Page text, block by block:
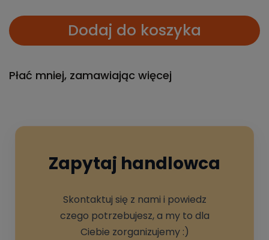
Dodaj do koszyka
Płać mniej, zamawiając więcej
Zapytaj handlowca
Skontaktuj się z nami i powiedz
czego potrzebujesz, a my to dla
Ciebie zorganizujemy :)